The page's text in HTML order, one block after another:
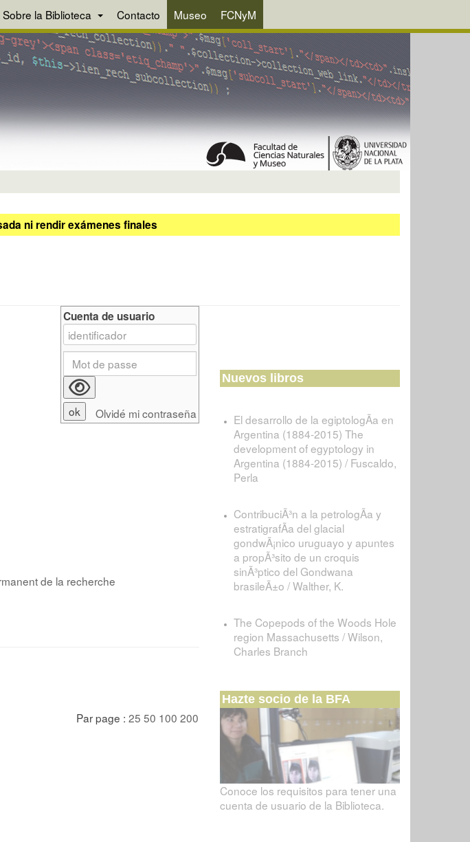
Sobre la Biblioteca Contacto Museo FCNyM
ni rendir exámenes finales
de la recherche
Par page : 25 50 100 200
Cuenta de usuario
Olvidé mi contraseña
Nuevos libros
El desarrollo de la egiptologÃ­a en
Argentina (1884-2015) The
development of egyptology in
Argentina (1884-2015) / Fuscaldo,
Perla
ContribuciÃ³n a la petrologÃ­a y
estratigrafÃ­a del glacial
gondwÃ¡nico uruguayo y apuntes
a propÃ³sito de un croquis
sinÃ³ptico del Gondwana
brasileÃ±o / Walther, K.
The Copepods of the Woods Hole
region Massachusetts / Wilson,
Charles Branch
Hazte socio de la BFA
Conoce los requisitos para tener una
cuenta de usuario de la Biblioteca.